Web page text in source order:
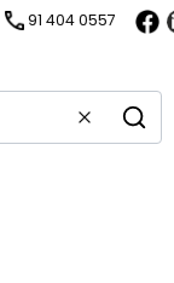
91 404 0557
WyczyśćSzukaj